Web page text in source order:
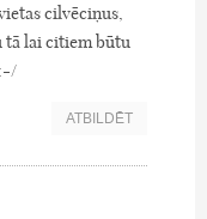
cilvēciņus,
tā lai citiem būtu
ATBILDĒT